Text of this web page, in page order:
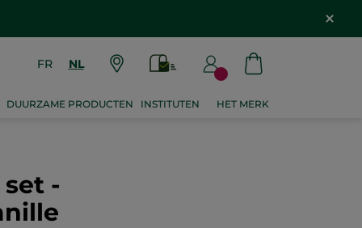
FR NL
DUURZAME PRODUCTEN INSTITUTEN HET MERK
-